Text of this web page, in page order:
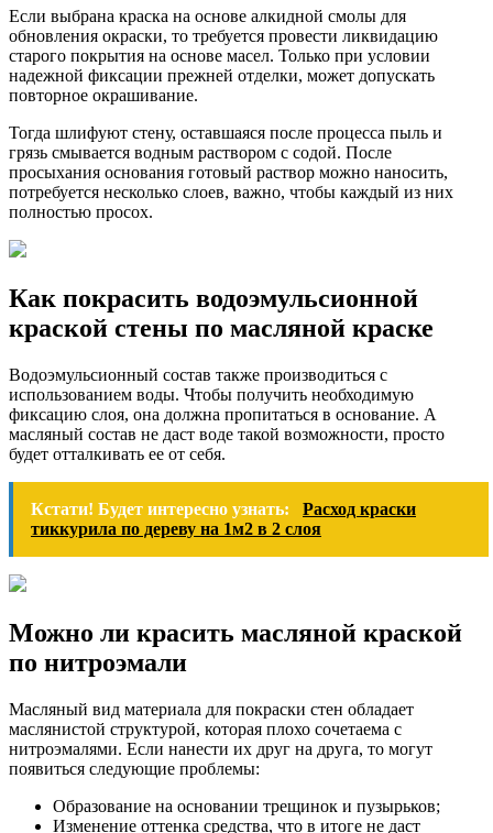
Если выбрана краска на основе алкидной смолы для
обновления окраски, то требуется провести ликвидацию
старого покрытия на основе масел. Только при условии
надежной фиксации прежней отделки, может допускать
повторное окрашивание.
Тогда шлифуют стену, оставшаяся после процесса пыль и
грязь смывается водным раствором с содой. После
просыхания основания готовый раствор можно наносить,
потребуется несколько слоев, важно, чтобы каждый из них
полностью просох.
Как покрасить водоэмульсионной
краской стены по масляной краске
Водоэмульсионный состав также производиться с
использованием воды. Чтобы получить необходимую
фиксацию слоя, она должна пропитаться в основание. А
масляный состав не даст воде такой возможности, просто
будет отталкивать ее от себя.
Кстати! Будет интересно узнать:
Расход краски
тиккурила по дереву на 1м2 в 2 слоя
Можно ли красить масляной краской
по нитроэмали
Масляный вид материала для покраски стен обладает
маслянистой структурой, которая плохо сочетаема с
нитроэмалями. Если нанести их друг на друга, то могут
появиться следующие проблемы:
Образование на основании трещинок и пузырьков;
Изменение оттенка средства, что в итоге не даст